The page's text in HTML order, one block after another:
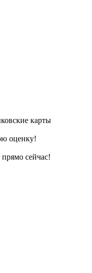
карты
оценку!
сейчас!